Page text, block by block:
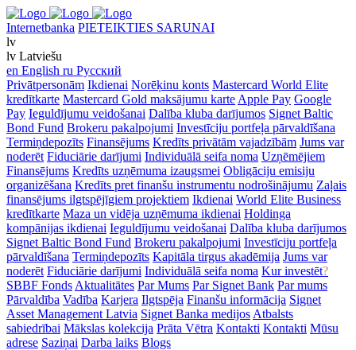
Internetbanka PIETEIKTIES SARUNAI
lv
lv Latviešu
en English ru Русский
Privātpersonām Ikdienai Norēķinu konts Mastercard World Elite
kredītkarte Mastercard Gold maksājumu karte Apple Pay Google
Pay Ieguldījumu veidošanai Dalība kluba darījumos Signet Baltic
Bond Fund Brokeru pakalpojumi Investīciju portfeļa pārvaldīšana
Termiņdepozīts Finansējums Kredīts privātām vajadzībām Jums var
noderēt Fiduciārie darījumi Individuālā seifa noma Uzņēmējiem
Finansējums Kredīts uzņēmuma izaugsmei Obligāciju emisiju
organizēšana Kredīts pret finanšu instrumentu nodrošinājumu Zaļais
finansējums ilgtspējīgiem projektiem Ikdienai World Elite Business
kredītkarte Maza un vidēja uzņēmuma ikdienai Holdinga
kompānijas ikdienai Ieguldījumu veidošanai Dalība kluba darījumos
Signet Baltic Bond Fund Brokeru pakalpojumi Investīciju portfeļa
pārvaldīšana Termiņdepozīts Kapitāla tirgus akadēmija Jums var
noderēt Fiduciārie darījumi Individuālā seifa noma Kur investēt?
SBBF Fonds Aktualitātes Par Mums Par Signet Bank Par mums
Pārvaldība Vadība Karjera Ilgtspēja Finanšu informācija Signet
Asset Management Latvia Signet Banka medijos Atbalsts
sabiedrībai Mākslas kolekcija Prāta Vētra Kontakti Kontakti Mūsu
adrese Saziņai Darba laiks Blogs